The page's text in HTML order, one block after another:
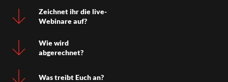
Zeichnet ihr die live-
Webinare auf?
Wie wird
abgerechnet?
Was treibt Euch an?